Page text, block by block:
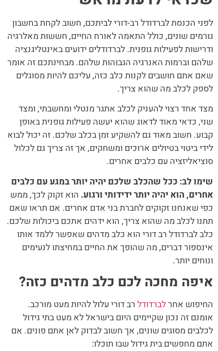
לפני הכנסת לברדודל רב-דורי לביתכם, חשוב לקחת בחשבון
גורמים שונים, כולל התאמה לאורח החיים, חששות מאלרגיה
ודרישות לפעילות גופנית. לברדודלים ידועים באינטליגנציה
שלהם וברמות האנרגיה הגבוהות שלהם. מבחינתכם זה אומר
שאם אתם חושבים לקנות כלב כזה, עליכם להיות מסוגלים
לספק לכלב מה שהוא צריך.
מצד אחד רצוי להעניק לכלב אתגר מנטלי ומחשבתי, ומצד
שני, כדאי מאוד לדאוג שהוא יעשה פעילות גופנית באופן
קבוע. חשוב מאוד גם להשקיע זמן בכלב שלכם. זה יכול לבוא
לידי ביטוי בטיולים ארוכים ומשחקים, אך זה צריך גם לכלול
סוציאליזציה עם כלבים אחרים.
שימו לב: ככל שהכלב שלכם יהיה יותר במגע עם כלבים
אחרים, הוא יהיה יותר ידידותי ורגוע. הוא זקוק לכך, ממש
כפי שאנחנו זקוקים לחברת בני אדם אחרים. אם תראו שאם
תתנו לכלב מה שהוא צריך, הוא ידהים אתכם ביכולות שלכם.
כלב לברדודל רב דורי הוא כלב מדהים שאפשר ללמד אותו
אינספור דברים, מה שהופך את החיים במחיצתו לנעימים
ונוחים יותר.
איפה מחכה לכם כלב מדהים כזה?
החיפוש אחרלברדודלרב דורי עלול להיות מעט מורכב.
אומנם זה נכון שקיימים היום בישראל לא מעט בתי גידול
לכלבים מסוגים שונים, אך חשוב לבדוק לאן אתם פונים. אם
אתם מחפשים בית גידול שבו תוכלו: